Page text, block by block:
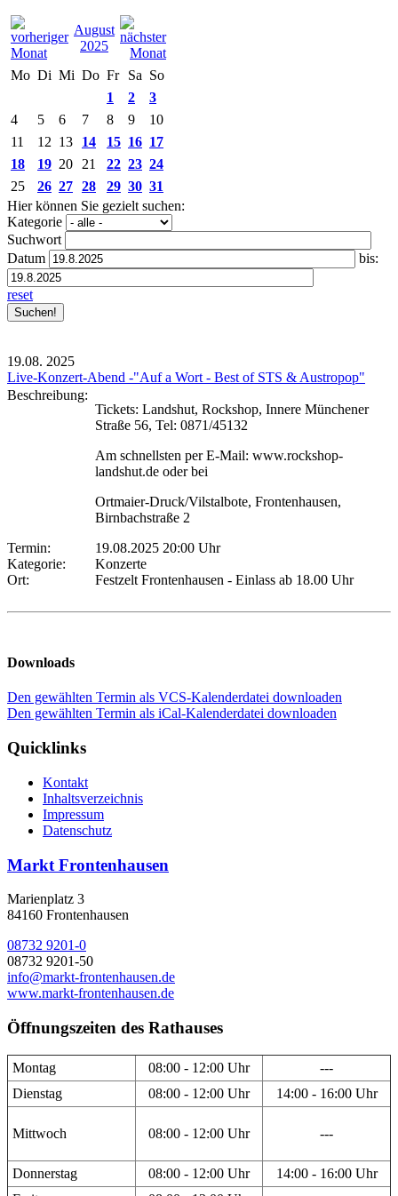
August
2025
Mo Di Mi Do Fr Sa So
1
2
3
4
5 6 7 8 9
10
11
12 13 14 15 16 17
18
19 20 21 22 23 24
25
26 27 28 29 30 31
Hier können Sie gezielt suchen:
Kategorie
Suchwort
Datum
bis:
reset
19.08. 2025
Live-Konzert-Abend -"Auf a Wort - Best of STS & Austropop"
Beschreibung:
Tickets: Landshut, Rockshop, Innere Münchener
Straße 56, Tel: 0871/45132
Am schnellsten per E-Mail: www.rockshop-
landshut.de oder bei
Ortmaier-Druck/Vilstalbote, Frontenhausen,
Birnbachstraße 2
Termin:
19.08.2025 20:00 Uhr
Kategorie:
Konzerte
Ort:
Festzelt Frontenhausen - Einlass ab 18.00 Uhr
Downloads
Den gewählten Termin als VCS-Kalenderdatei downloaden
Den gewählten Termin als iCal-Kalenderdatei downloaden
Quicklinks
Kontakt
Inhaltsverzeichnis
Impressum
Datenschutz
Markt Frontenhausen
Marienplatz 3
84160 Frontenhausen
08732 9201-0
08732 9201-50
info@markt-frontenhausen.de
www.markt-frontenhausen.de
Öffnungszeiten des Rathauses
Montag 08:00 - 12:00 Uhr
---
Dienstag
08:00 - 12:00 Uhr 14:00 - 16:00 Uhr
Mittwoch 08:00 - 12:00 Uhr ---
Donnerstag 08:00 - 12:00 Uhr
14:00 - 16:00 Uhr